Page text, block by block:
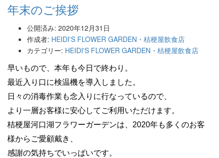
年末のご挨拶
公開済み: 2020年12月31日
作成者: HEIDI'S FLOWER GARDEN・桔梗屋飲食店
カテゴリー: HEIDI'S FLOWER GARDEN・桔梗屋飲食店
早いもので、本年も今日で終わり。
最近入り口に検温機を導入しました。
日々の消毒作業も念入りに行なっているので、
より一層お客様に安心してご利用いただけます。
桔梗屋河口湖フラワーガーデンは、2020年も多くのお客
様からご愛顧戴き、
感謝の気持ちでいっぱいです。